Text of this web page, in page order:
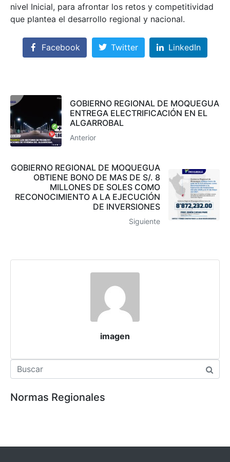
nivel Inicial, para afrontar los retos y competitividad
que plantea el desarrollo regional y nacional.
Facebook Twitter LinkedIn
GOBIERNO REGIONAL DE MOQUEGUA
ENTREGA ELECTRIFICACIÓN EN EL
ALGARROBAL
Anterior
GOBIERNO REGIONAL DE MOQUEGUA
OBTIENE BONO DE MAS DE S/. 8
MILLONES DE SOLES COMO
RECONOCIMIENTO A LA EJECUCIÓN
DE INVERSIONES
Siguiente
imagen
Normas Regionales